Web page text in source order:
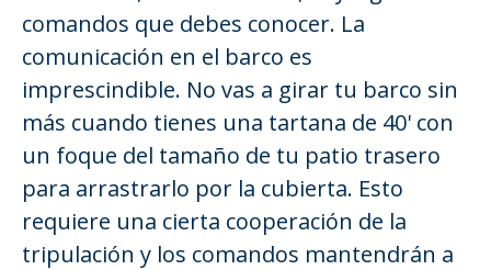
comandos que debes conocer. La
comunicación en el barco es
imprescindible. No vas a girar tu barco sin
más cuando tienes una tartana de 40' con
un foque del tamaño de tu patio trasero
para arrastrarlo por la cubierta. Esto
requiere una cierta cooperación de la
tripulación y los comandos mantendrán a